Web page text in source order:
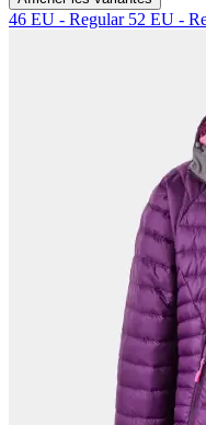
46 EU - Regular 52 EU -